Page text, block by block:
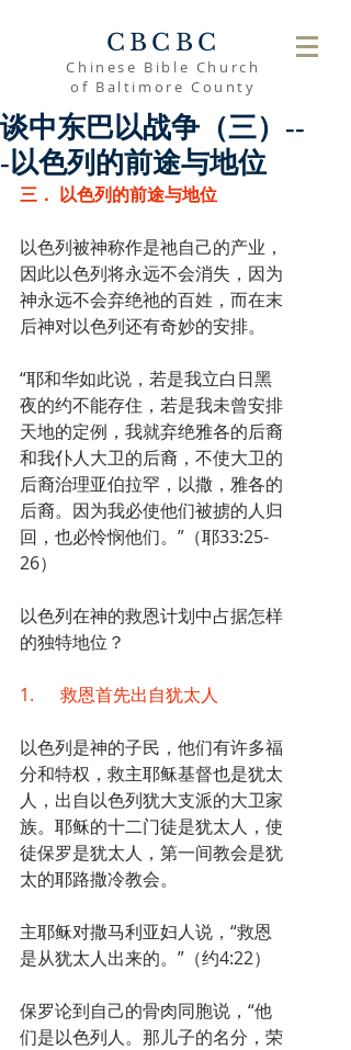
CBCBC
Chinese Bible Church
of Baltimore County
谈中东巴以战争（三）--
-以色列的前途与地位
三． 以色列的前途与地位
以色列被神称作是祂自己的产业，
因此以色列将永远不会消失，因为
神永远不会弃绝祂的百姓，而在末
后神对以色列还有奇妙的安排。
“耶和华如此说，若是我立白日黑
夜的约不能存住，若是我未曾安排
天地的定例，我就弃绝雅各的后裔
和我仆人大卫的后裔，不使大卫的
后裔治理亚伯拉罕，以撒，雅各的
后裔。因为我必使他们被掳的人归
回，也必怜悯他们。”（耶33:25-
26）
以色列在神的救恩计划中占据怎样
的独特地位？
1.      救恩首先出自犹太人
以色列是神的子民，他们有许多福
分和特权，救主耶稣基督也是犹太
人，出自以色列犹大支派的大卫家
族。耶稣的十二门徒是犹太人，使
徒保罗是犹太人，第一间教会是犹
太的耶路撒冷教会。
主耶稣对撒马利亚妇人说，“救恩
是从犹太人出来的。”（约4:22）
保罗论到自己的骨肉同胞说，“他
们是以色列人。那儿子的名分，荣